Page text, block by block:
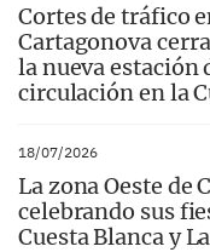
Cortes de tráfico
Cartagonova
la nueva estación
circulación en la
18/07/2026
La zona Oeste de
celebrando sus
Cuesta Blanca y